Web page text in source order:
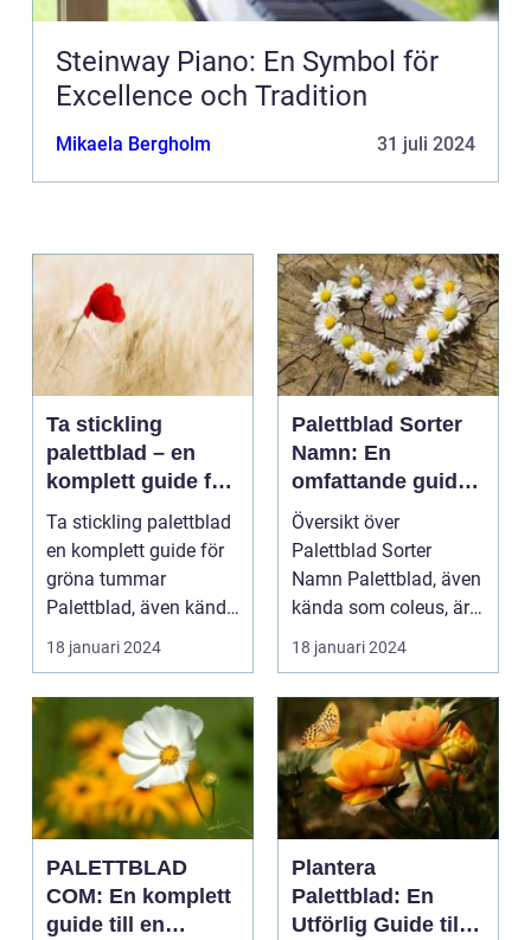
Steinway Piano: En Symbol för
Excellence och Tradition
Mikaela Bergholm 31 juli 2024
Ta stickling
palettblad – en
komplett guide för
gröna tummar
Ta stickling palettblad
en komplett guide för
gröna tummar
Palettblad, även känd
som krukpelargon ...
18 januari 2024
Palettblad Sorter
Namn: En
omfattande guide
till denna populära
växt
Översikt över
Palettblad Sorter
Namn Palettblad, även
kända som coleus, är
en färgglad och
populär ...
18 januari 2024
PALETTBLAD
COM: En komplett
guide till en
Plantera
Palettblad: En
Utförlig Guide till